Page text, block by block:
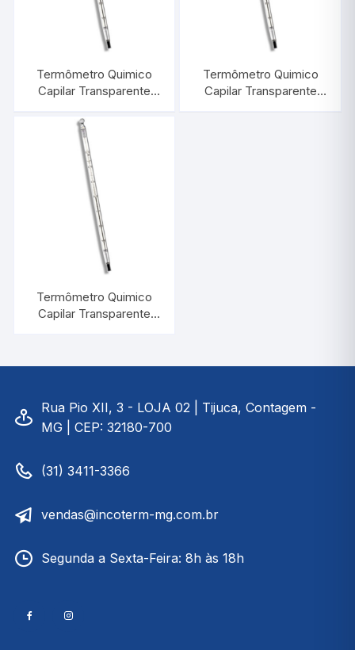
Termômetro Quimico
Capilar Transparente
INCOTERM 5074
Termômetro Quimico
Capilar Transparente
Termômetro Quimico
Capilar Transparente
Rua Pio XII, 3 - LOJA 02 | Tijuca, Contagem -
MG | CEP: 32180-700
(31) 3411-3366
vendas@incoterm-mg.com.br
Segunda a Sexta-Feira: 8h às 18h